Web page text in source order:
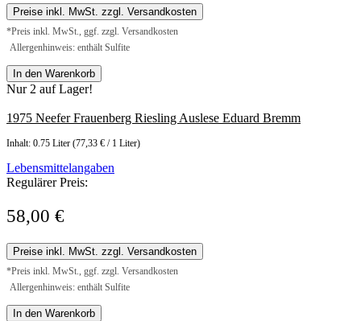
Preise inkl. MwSt. zzgl. Versandkosten
*Preis inkl. MwSt., ggf. zzgl. Versandkosten
Allergenhinweis: enthält Sulfite
In den Warenkorb
Nur 2 auf Lager!
1975 Neefer Frauenberg Riesling Auslese Eduard Bremm
Inhalt: 0.75 Liter (77,33 € / 1 Liter)
Lebensmittelangaben
Regulärer Preis:
58,00 €
Preise inkl. MwSt. zzgl. Versandkosten
*Preis inkl. MwSt., ggf. zzgl. Versandkosten
Allergenhinweis: enthält Sulfite
In den Warenkorb